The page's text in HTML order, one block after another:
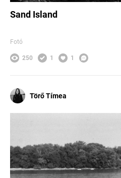
Sand Island
Fotó
250 1 1
Törő Tímea